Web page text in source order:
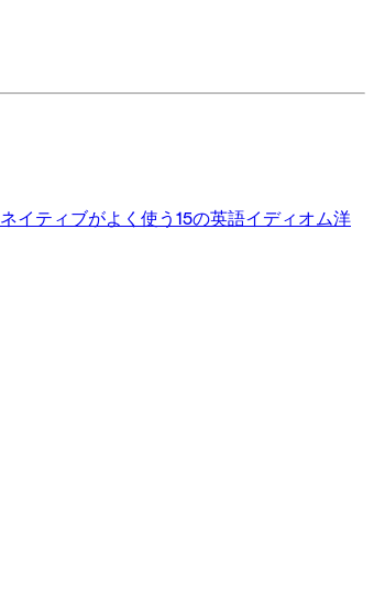
ネイティブがよく使う15の英語イディオム洋